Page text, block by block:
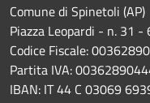
Comune di Spinetoli (AP)
Piazza Leopardi - n. 31 -
Codice Fiscale:
Partita IVA:
IBAN: IT 44 C 03069